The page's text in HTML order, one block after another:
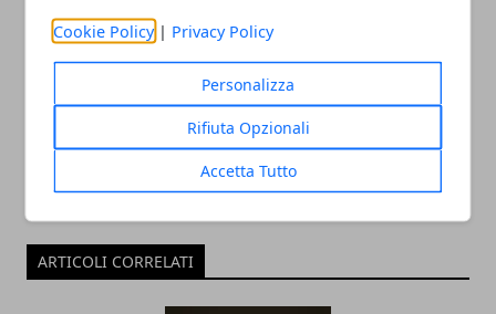
Cookie Policy | Privacy Policy
Personalizza
Rifiuta Opzionali
Accetta Tutto
ARTICOLI CORRELATI